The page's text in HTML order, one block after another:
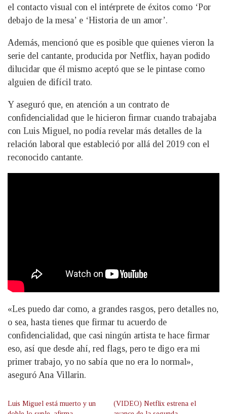
el contacto visual con el intérprete de éxitos como ‘Por
debajo de la mesa’ e ‘Historia de un amor’.
Además, mencionó que es posible que quienes vieron la
serie del cantante, producida por Netflix, hayan podido
dilucidar que él mismo aceptó que se le pintase como
alguien de difícil trato.
Y aseguró que, en atención a un contrato de
confidencialidad que le hicieron firmar cuando trabajaba
con Luis Miguel, no podía revelar más detalles de la
relación laboral que estableció por allá del 2019 con el
reconocido cantante.
«Les puedo dar como, a grandes rasgos, pero detalles no,
o sea, hasta tienes que firmar tu acuerdo de
confidencialidad, que casi ningún artista te hace firmar
eso, así que desde ahí, red flags, pero te digo era mi
primer trabajo, yo no sabía que no era lo normal»,
aseguró Ana Villarin.
Luis Miguel está muerto y un
(VIDEO) Netflix estrena el